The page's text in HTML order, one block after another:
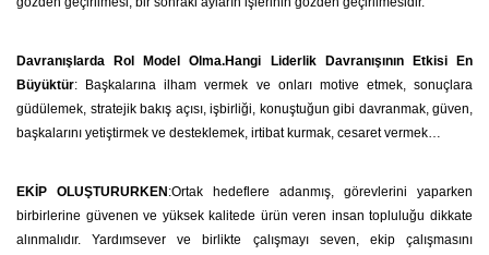
Davranışlarda Rol Model Olma.Hangi Liderlik Davranışının Etkisi En
Büyüktür: Başkalarına ilham vermek ve onları motive etmek, sonuçlara
güdülemek, stratejik bakış açısı, işbirliği, konuştuğun gibi davranmak, güven,
başkalarını yetiştirmek ve desteklemek, irtibat kurmak, cesaret vermek…
EKİP OLUŞTURURKEN :Ortak hedeflere adanmış, görevlerini yaparken
birbirlerine güvenen ve yüksek kalitede ürün veren insan topluluğu dikkate
alınmalıdır. Yardımsever ve birlikte çalışmayı seven, ekip çalışmasını